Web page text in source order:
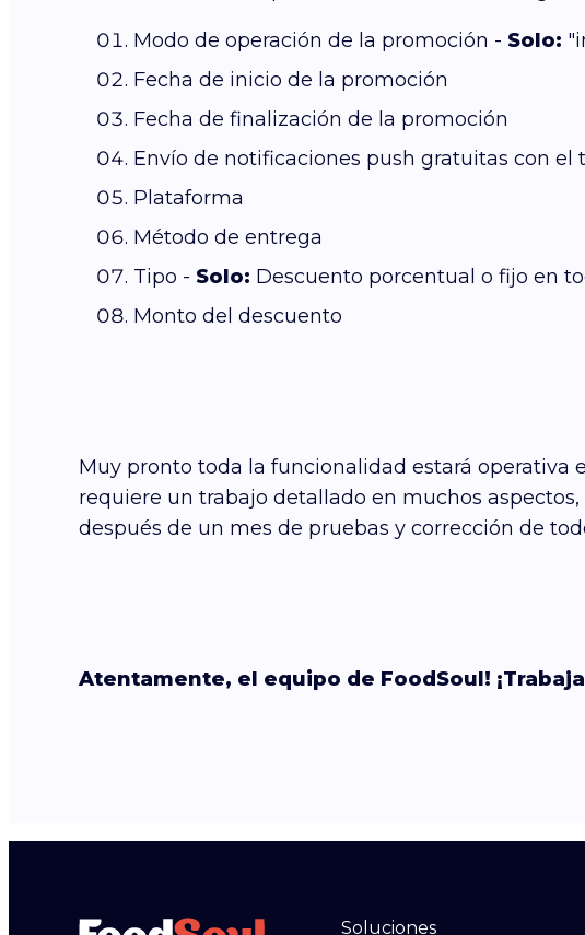
Modo de operación de la promoción - Solo:
Fecha de inicio de la promoción
Fecha de finalización de la promoción
Envío de notificaciones push gratuitas con
Plataforma
Método de entrega
Tipo - Solo: Descuento porcentual o fijo en
Monto del descuento
Muy pronto toda la funcionalidad estará operativa
requiere un trabajo detallado en muchos
después de un mes de pruebas y corrección de
Atentamente, el equipo de FoodSoul!
Soluciones